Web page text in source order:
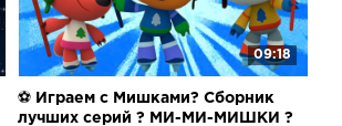
09:18
⚽ Играем с Мишками? Сборник
лучших серий ? МИ-МИ-МИШКИ ?